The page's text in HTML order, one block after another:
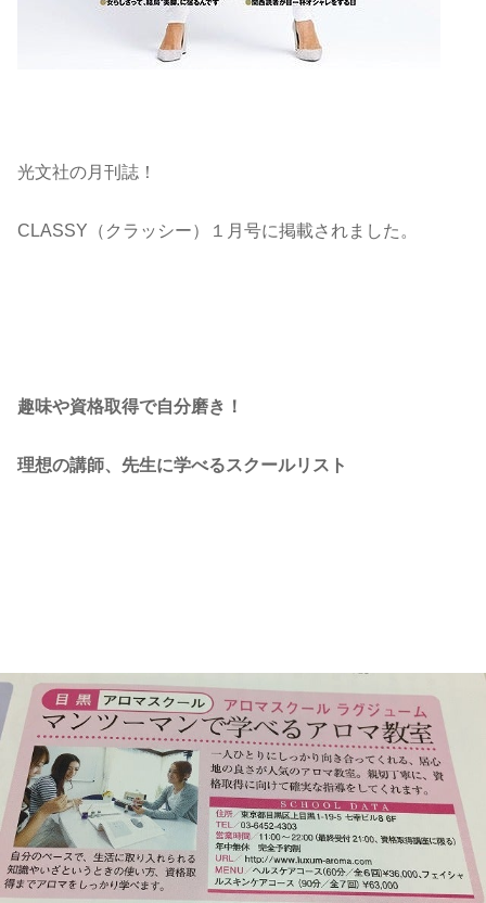
光文社の月刊誌！
CLASSY（クラッシー）１月号に掲載されました。
趣味や資格取得で自分磨き！
理想の講師、先生に学べるスクールリスト